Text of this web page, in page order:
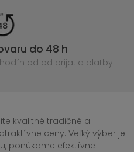
do 48 h
od od prijatia platby
kvalitné tradičné a
ceny. Veľký výber je
ponúkame efektívne